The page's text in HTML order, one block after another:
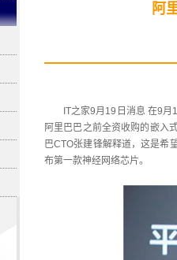
阿
IT之家9月19日消息 在9
阿里巴巴之前全资收购的嵌入
巴CTO张建锋解释道，这是希
布第一款神经网络芯片。